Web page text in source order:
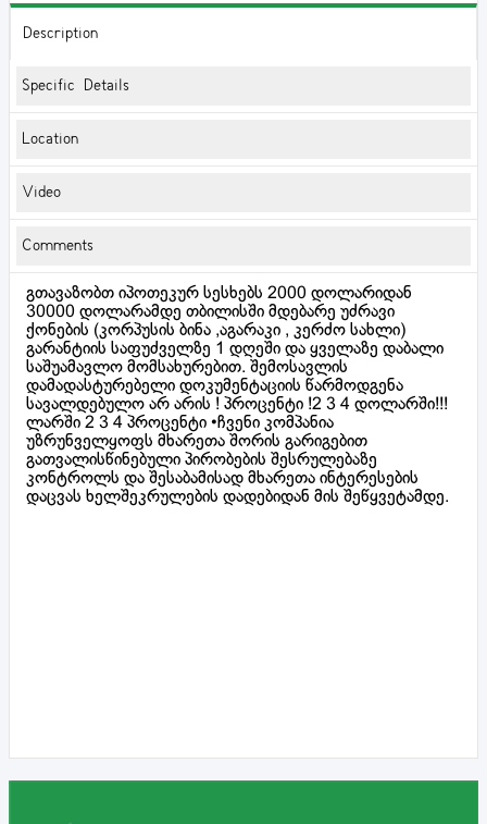
Description
Specific Details
Location
Video
Comments
გთავაზობთ იპოთეკურ სესხებს 2000 დოლარიდან
30000 დოლარამდე თბილისში მდებარე უძრავი
ქონების (კორპუსის ბინა ,აგარაკი , კერძო სახლი)
გარანტიის საფუძველზე 1 დღეში და ყველაზე დაბალი
საშუამავლო მომსახურებით. შემოსავლის
დამადასტურებელი დოკუმენტაციის წარმოდგენა
სავალდებულო არ არის ! პროცენტი !2 3 4 დოლარში!!!
ლარში 2 3 4 პროცენტი •ჩვენი კომპანია
უზრუნველყოფს მხარეთა შორის გარიგებით
გათვალისწინებული პირობების შესრულებაზე
კონტროლს და შესაბამისად მხარეთა ინტერესების
დაცვას ხელშეკრულების დადებიდან მის შეწყვეტამდე.